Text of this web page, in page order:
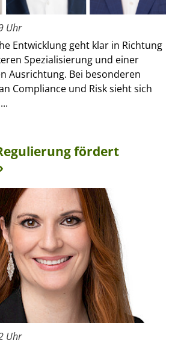
Uhr
Entwicklung geht klar in Richtung
Spezialisierung und einer
Ausrichtung. Bei besonderen
Compliance und Risk sieht sich
fördert
Uhr